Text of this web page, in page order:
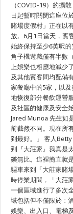
（COVID-19）的擴
日起暫時關閉這座位
賭場度假村」正在以
放。6月1日當天，賓
始終保持至少6英呎
角子機遊戲僅有半數
上娛樂也相應地減少
及其他賓客間均配備
家餐廳中的5家，以
地恢復部分餐飲運營
及社區的健康及安全
Jared Munoa 先生如
前截然不同。現在所
到最好。」 客人
到『大莊家』我真是
樂無比。這裡簡直就
驅車來到「大莊家賭
時停業期間，「大莊
一個區域進行了多次
域包括但不僅限於：
娛樂、出入口、電梯